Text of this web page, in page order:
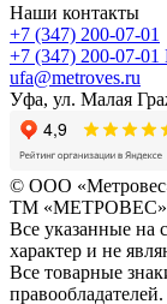
Наши контакты
+7 (347) 200-07-01
+7 (347) 200-07-01
ufa@metroves.ru
Уфа, ул. Малая
© ООО
ТМ
Все указанные на
характер и не
Все товарные